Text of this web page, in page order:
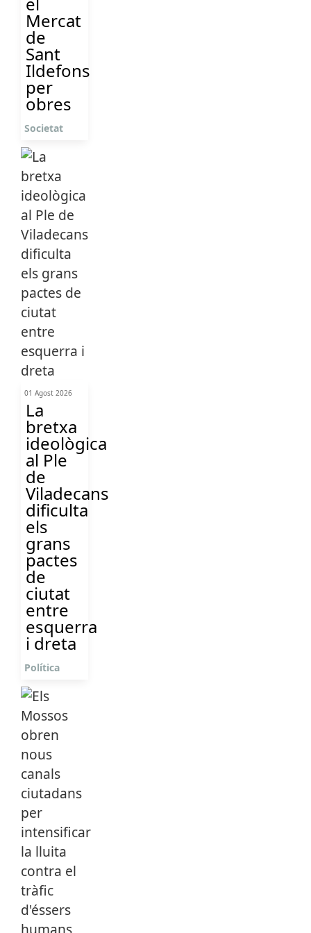
Mercat
de
Sant
Ildefons
per
obres
Societat
01 Agost 2026
La
bretxa
ideològica
al Ple
de
Viladecans
dificulta
els
grans
pactes
de
ciutat
entre
esquerra
i dreta
Política